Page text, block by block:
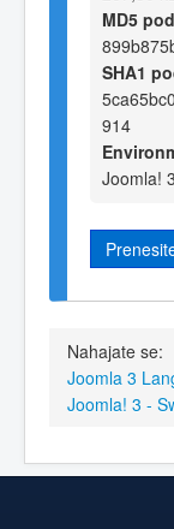
MD5
SHA1
914
Joomla!
Nahajate se:
Joomla 3
Joomla! 3 -